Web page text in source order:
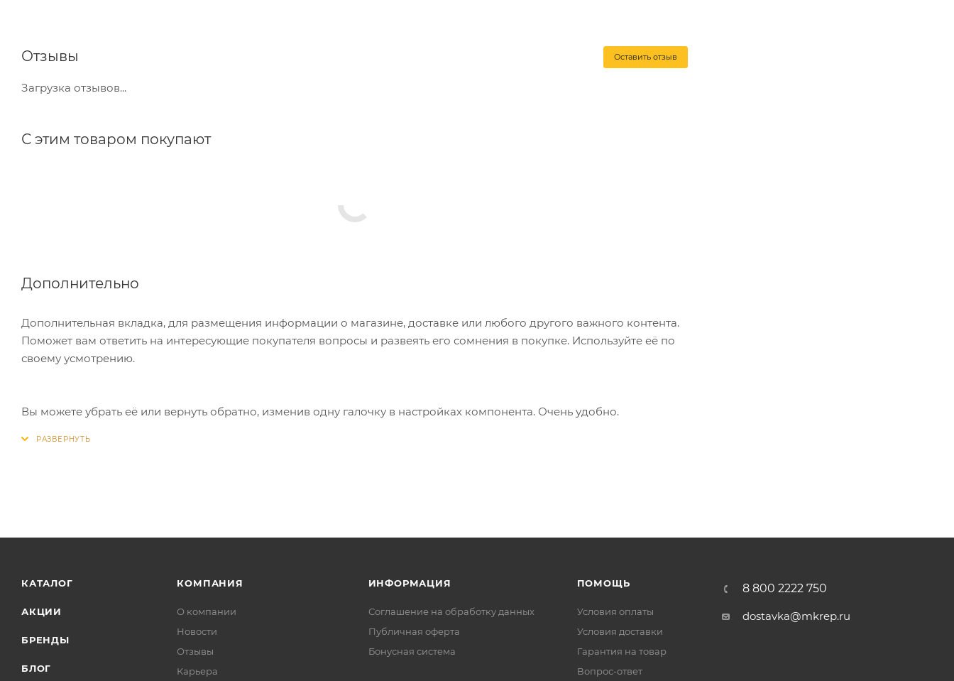
Отзывы Оставить отзыв
Загрузка отзывов...
С этим товаром покупают
Дополнительно
Дополнительная вкладка, для размещения информации о магазине, доставке или любого другого важного контента.
Поможет вам ответить на интересующие покупателя вопросы и развеять его сомнения в покупке. Используйте её по
своему усмотрению.
Вы можете убрать её или вернуть обратно, изменив одну галочку в настройках компонента. Очень удобно.
КАТАЛОГ
АКЦИИ
БРЕНДЫ
БЛОГ
КОМПАНИЯ
О компании
Новости
Отзывы
Карьера
ИНФОРМАЦИЯ
Соглашение на обработку данных
Публичная оферта
Бонусная система
ПОМОЩЬ
Условия оплаты
Условия доставки
Гарантия на товар
Вопрос-ответ
8 800 2222 750
dostavka@mkrep.ru